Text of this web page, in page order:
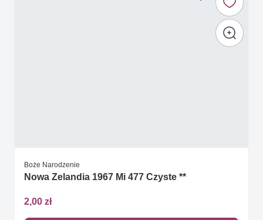
Boże Narodzenie
Nowa Zelandia 1967 Mi 477 Czyste **
2,00 zł